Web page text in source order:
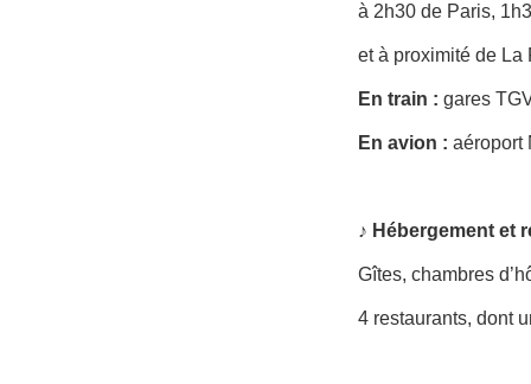
à 2h30 de Paris,
et à proximité de La
En train : gares
En avion : aéroport
♪ Hébergement et
Gîtes, chambres
4 restaurants, dont